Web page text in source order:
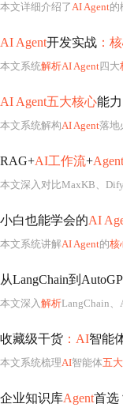
本文详细介绍了AI Agent的
AI Agent开发实战 ：
本文系统解析AI Agent四大
AI Agent五大核心能力
本文系统解构AI Agent落地
RAG+AI工作流+
本文深入对比MaxKB、
小白也能学会的AI
本文系统讲解AI Agent的核
从LangChain到
本文深入解析LangChain、
收藏级干货 ：AI智能
本文系统梳理AI智能体五大
企业知识库Agent首选